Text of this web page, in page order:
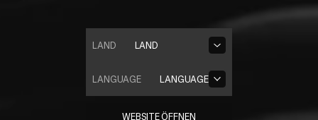
LAND
LAND
LANGUAGE
LANGUAGE
WEBSITE ÖFFNEN